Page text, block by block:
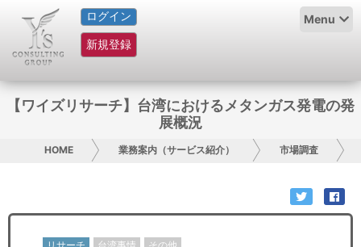
ログイン
新規登録
Menu
HOME
サービス紹介
お問い合わせ
【ワイズリサーチ】台湾におけるメタンガス発電の発
展概況
HOME 業務案内（サービス紹介） 市場調査